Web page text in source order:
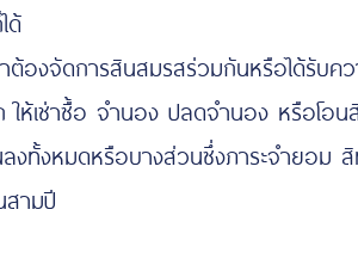
ด้
องจัดการสินสมรสร่วมกันหรือได้รับ
ให้เช่าซื้อ จำนอง ปลดจำนอง หรือโ
งทั้งหมดหรือบางส่วนซึ่งภาระจำยอ
สามปี